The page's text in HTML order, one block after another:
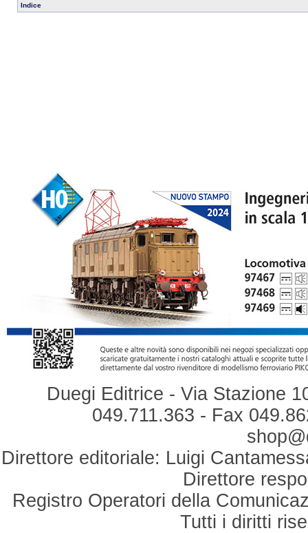
Indice
Duegi Editrice - Via Stazione
049.711.363 - Fax
Direttore editoriale: Luigi
Direttore
Registro Operatori della
Tutti i diritti